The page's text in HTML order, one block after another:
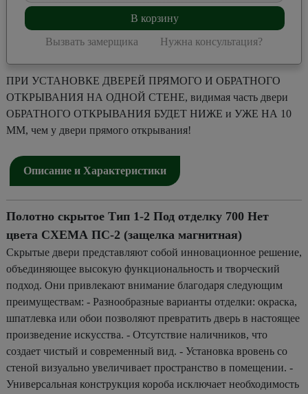
В корзину
Вызвать замерщика Нужна консультация?
ПРИ УСТАНОВКЕ ДВЕРЕЙ ПРЯМОГО И ОБРАТНОГО
ОТКРЫВАНИЯ НА ОДНОЙ СТЕНЕ, видимая часть двери
ОБРАТНОГО ОТКРЫВАНИЯ БУДЕТ НИЖЕ и УЖЕ НА 10
ММ, чем у двери прямого открывания!
Описание и Характеристики
Полотно скрытое Тип 1-2 Под отделку 700 Нет
цвета СХЕМА ПС-2 (защелка магнитная)
Скрытые двери представляют собой инновационное решение,
объединяющее высокую функциональность и творческий
подход. Они привлекают внимание благодаря следующим
преимуществам: - Разнообразные варианты отделки: окраска,
шпатлевка или обои позволяют превратить дверь в настоящее
произведение искусства. - Отсутствие наличников, что
создает чистый и современный вид. - Установка вровень со
стеной визуально увеличивает пространство в помещении. -
Универсальная конструкция короба исключает необходимость